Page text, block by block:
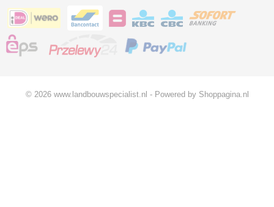
© 2026 www.landbouwspecialist.nl - Powered by Shoppagina.nl